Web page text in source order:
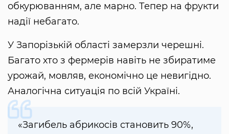
обкурюванням, але марно. Тепер на фрукти
надії небагато.
У Запорізькій області замерзли черешні.
Багато хто з фермерів навіть не збиратиме
урожай, мовляв, економічно це невигідно.
Аналогічна ситуація по всій Україні.
«Загибель абрикосів становить 90%,